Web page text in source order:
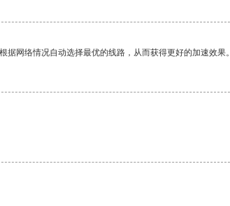
网络情况自动选择最优的线路，从而获得更好的加速效果。